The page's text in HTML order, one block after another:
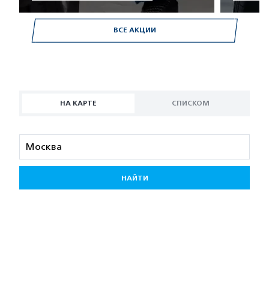
ВСЕ АКЦИИ
НА КАРТЕ СПИСКОМ
НАЙТИ